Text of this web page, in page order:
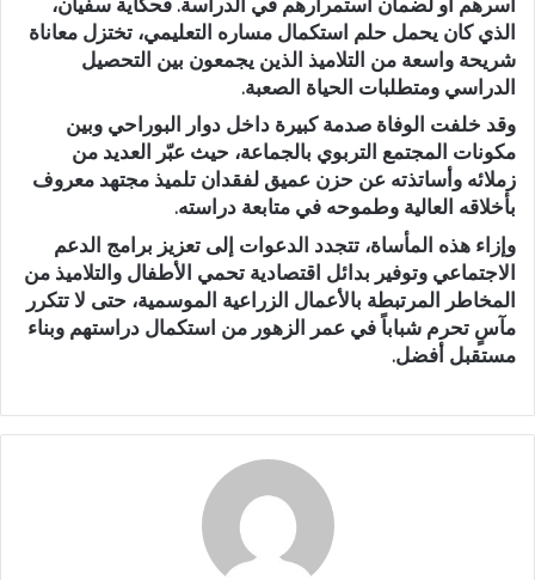
الذي كان يحمل حلم استكمال مساره التعليمي، تختزل معاناة
شريحة واسعة من التلاميذ الذين يجمعون بين التحصيل
الدراسي ومتطلبات الحياة الصعبة.
وقد خلفت الوفاة صدمة كبيرة داخل دوار البوراحي وبين
مكونات المجتمع التربوي بالجماعة، حيث عبّر العديد من
زملائه وأساتذته عن حزن عميق لفقدان تلميذ مجتهد معروف
بأخلاقه العالية وطموحه في متابعة دراسته.
وإزاء هذه المأساة، تتجدد الدعوات إلى تعزيز برامج الدعم
الاجتماعي وتوفير بدائل اقتصادية تحمي الأطفال والتلاميذ من
المخاطر المرتبطة بالأعمال الزراعية الموسمية، حتى لا تتكرر
مآسٍ تحرم شباباً في عمر الزهور من استكمال دراستهم وبناء
مستقبل أفضل.